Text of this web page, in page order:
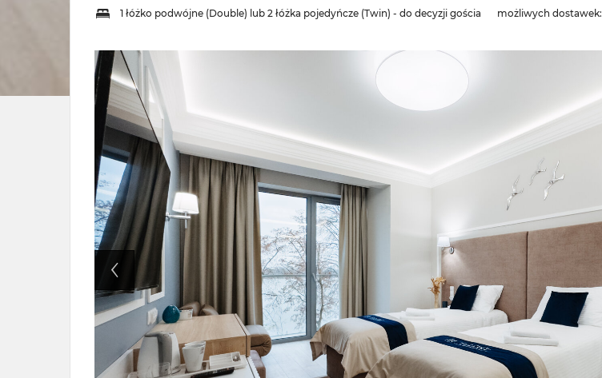
1 łóżko podwójne (Double) lub 2 łóżka pojedyńcze (Twin) - do decyzji gościa możliwych dostawek: